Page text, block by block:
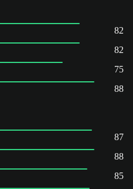
82
82
75
88
87
88
85